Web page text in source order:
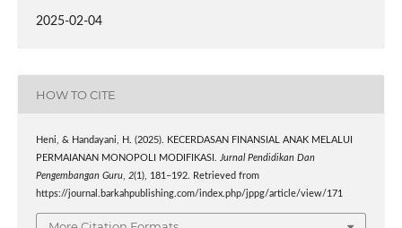
2025-02-04
HOW TO CITE
Heni, & Handayani, H. (2025). KECERDASAN FINANSIAL ANAK MELALUI
PERMAIANAN MONOPOLI MODIFIKASI. Jurnal Pendidikan Dan
Pengembangan Guru, 2(1), 181–192. Retrieved from
https://journal.barkahpublishing.com/index.php/jppg/article/view/171